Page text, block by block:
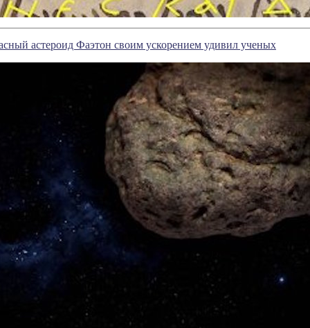
астероид Фаэтон своим ускорением удивил ученых